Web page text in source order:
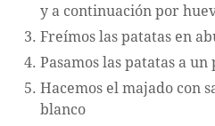
y a continuación por
Freímos las patatas en
Pasamos las patatas a
Hacemos el majado con
blanco